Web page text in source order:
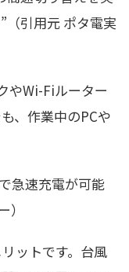
（引用元 ポタ電実
やWi-Fiルーター
、作業中のPCや
急速充電が可能
ットです。台風